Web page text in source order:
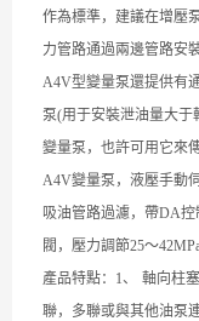
作為標準，建議在增壓
力管路通過兩邊管路安
A4V型變量泵還提供有
泵(用于安裝泄油量大于
變量泵，也許可用它來
A4V變量泵，液壓手動
吸油管路過濾，帶DA控
閥，壓力調節25～
產品特點： 1、
軸向柱
聯，多聯或與其他油泵連